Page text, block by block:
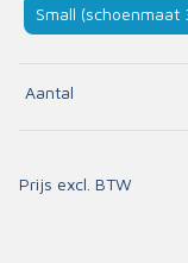
Small (schoenmaat
Aantal
Prijs excl. BTW